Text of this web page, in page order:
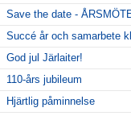
Save the date -
Succé år och samarbete
God jul Järlaiter!
110-års jubileum
Hjärtlig påminnelse